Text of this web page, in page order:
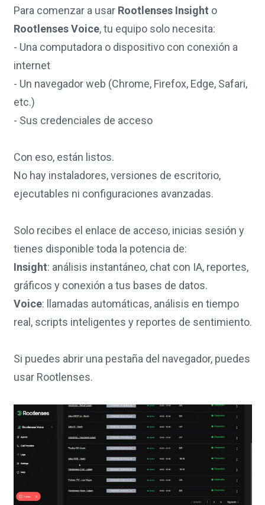
Para comenzar a usar Rootlenses Insight o
Rootlenses Voice, tu equipo solo necesita:
- Una computadora o dispositivo con conexión a
internet
- Un navegador web (Chrome, Firefox, Edge, Safari,
etc.)
- Sus credenciales de acceso
Con eso, están listos.
No hay instaladores, versiones de escritorio,
ejecutables ni configuraciones avanzadas.
Solo recibes el enlace de acceso, inicias sesión y
tienes disponible toda la potencia de:
Insight: análisis instantáneo, chat con IA, reportes,
gráficos y conexión a tus bases de datos.
Voice: llamadas automáticas, análisis en tiempo
real, scripts inteligentes y reportes de sentimiento.
Si puedes abrir una pestaña del navegador, puedes
usar Rootlenses.